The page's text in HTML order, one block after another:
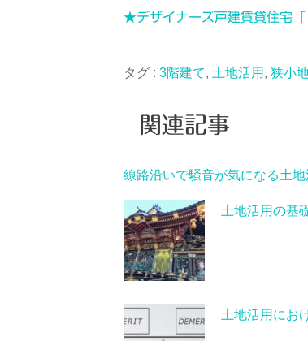
★デザイナーズ戸建賃貸住宅
タグ : 3階建て, 土地活用 , 狭小
関連記事
線路沿いで騒音が気になる土
土地活用の基
土地活用にお